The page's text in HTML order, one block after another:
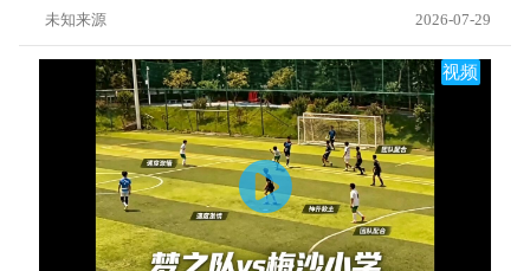
未知来源 2026-07-29
视频